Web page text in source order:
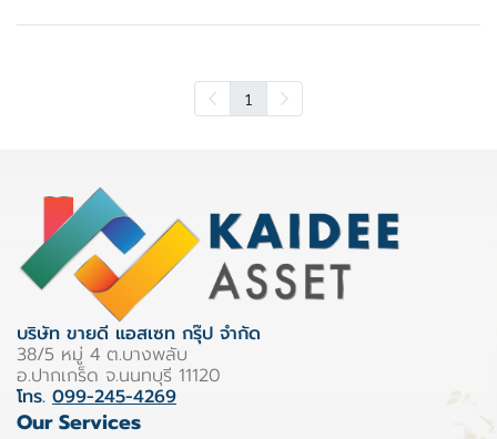
1
บริษัท ขายดี แอสเซท กรุ๊ป จำกัด
38/5 หมู่ 4 ต.บางพลับ
อ.ปากเกร็ด จ.นนทบุรี 11120
โทร. 099-245-4269
Our Services